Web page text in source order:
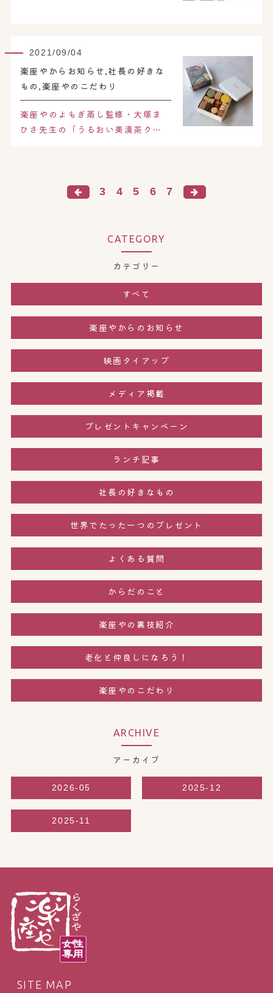
2021/09/04
楽座やからお知らせ,社長の好きな
もの,楽座やのこだわり
楽座やのよもぎ蒸し監修・大塚ま
ひさ先生の「うるおい美漢茶ク…
3 4 5 6 7
CATEGORY
カテゴリー
すべて
楽座やからのお知らせ
映画タイアップ
メディア掲載
プレゼントキャンペーン
ランチ記事
社長の好きなもの
世界でたった一つのプレゼント
よくある質問
からだのこと
楽座やの裏技紹介
老化と仲良しになろう！
楽座やのこだわり
ARCHIVE
アーカイブ
2026-05 2025-12
2025-11
SITE MAP